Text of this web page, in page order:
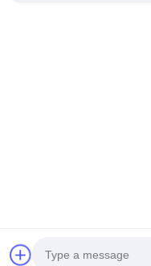
© 2021-2026
Co., Ltd .